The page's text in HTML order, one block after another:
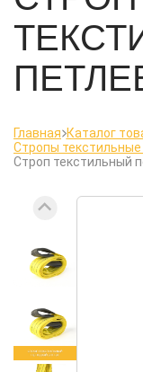
Главная Каталог
Стропы
Строп текстильный